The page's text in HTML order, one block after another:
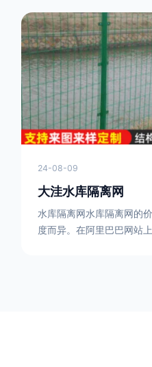
整。体育场围栏网的材质
纤维网、玻璃纤维网等。
不同的特点和优缺点。例
腐蚀、耐磨损等特点；聚
气性好等特点。体育场围
24-08-09
大洼水库隔离网
水库隔离网水库隔离网的
度而异。在阿里巴巴网站